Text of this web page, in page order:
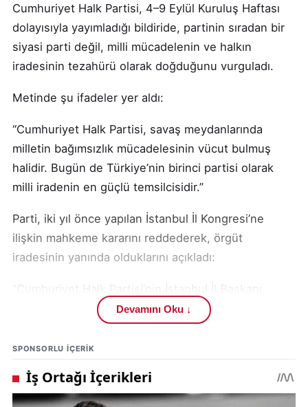
Cumhuriyet Halk Partisi, 4–9 Eylül Kuruluş Haftası
dolayısıyla yayımladığı bildiride, partinin sıradan bir
siyasi parti değil, milli mücadelenin ve halkın
iradesinin tezahürü olarak doğduğunu vurguladı.
Metinde şu ifadeler yer aldı:
“Cumhuriyet Halk Partisi, savaş meydanlarında
milletin bağımsızlık mücadelesinin vücut bulmuş
halidir. Bugün de Türkiye’nin birinci partisi olarak
milli iradenin en güçlü temsilcisidir.”
Parti, iki yıl önce yapılan İstanbul İl Kongresi’ne
ilişkin mahkeme kararını reddederek, örgüt
iradesinin yanında olduklarını açıkladı:
“Cumhuriyet Halk Partisi’nin İstanbul İl Başkanı
Özgür Çelik’tir. Delegelerimizin iradesiyle seçilmiştir.
Mahkemenin aldığı karar bizler için yok
hükmündedir. Mücadelemizden bir adım geri
Bildiriye göre, 4 Eylül 1919’da toplanan Sivas
Devamını Oku ↓
SPONSORLU IÇERIK